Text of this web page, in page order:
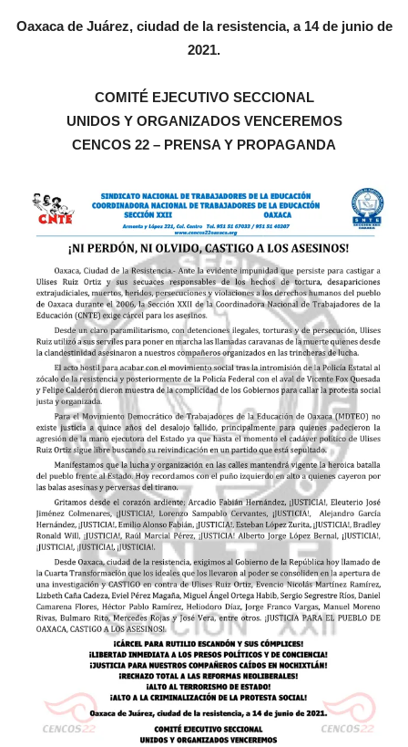
Oaxaca de Juárez, ciudad de la resistencia, a 14 de junio de
2021.
COMITÉ EJECUTIVO SECCIONAL
UNIDOS Y ORGANIZADOS VENCEREMOS
CENCOS 22 – PRENSA Y PROPAGANDA